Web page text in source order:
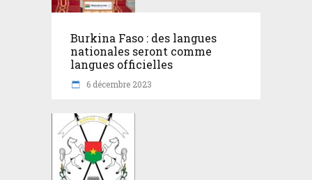
Burkina Faso : des langues
nationales seront comme
langues officielles
6 décembre 2023